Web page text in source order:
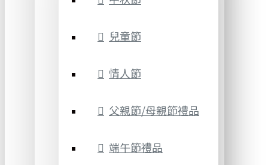
兒童節
情人節
父親節/母親節禮品
端午節禮品